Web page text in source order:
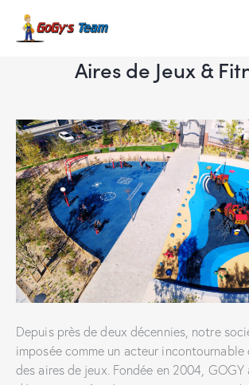
Aires de Jeux &
Depuis près de deux décennies, notre
imposée comme un acteur incontournable
des aires de jeux. Fondée en 2004, GOGY